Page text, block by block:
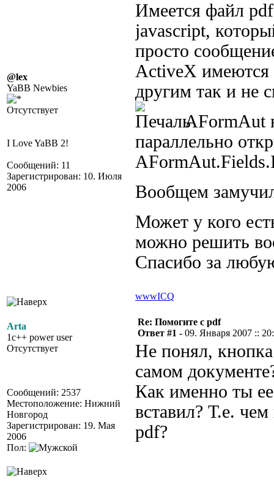
@lex
YaBB Newbies
Отсутствует
I Love YaBB 2!
Сообщений: 11
Зарегистрирован: 10. Июля
2006
Имеется файл
javascript,
просто
ActiveX имеются
другим так и не
AFormAut
параллельно
Вообщем
Может у кого
можно решить
Спасибо за
wwwICQ
Arta
1c++ power user
Отсутствует
Сообщений: 2537
Местоположение: Нижний
Новгород
Зарегистрирован: 19. Мая
2006
Пол:
Re: Помогите с pdf
Ответ #1 - 09. Января 2007 ::
Не понял,
самом
Как именно ты ее
вставил? Т.е. чем
pdf?